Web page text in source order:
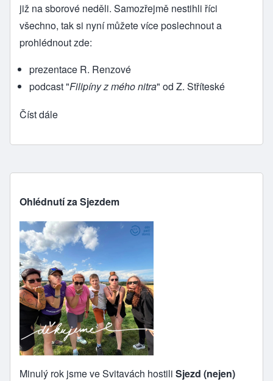
již na sborové neděli. Samozřejmě nestihli říci
všechno, tak si nyní můžete více poslechnout a
prohlédnout zde:
prezentace R. Renzové
podcast"Filipíny z mého nitra" od Z. Stříteské
Číst dále
Ohlédnutí za Sjezdem
Minulý rok jsme ve Svitavách hostili Sjezd (nejen)